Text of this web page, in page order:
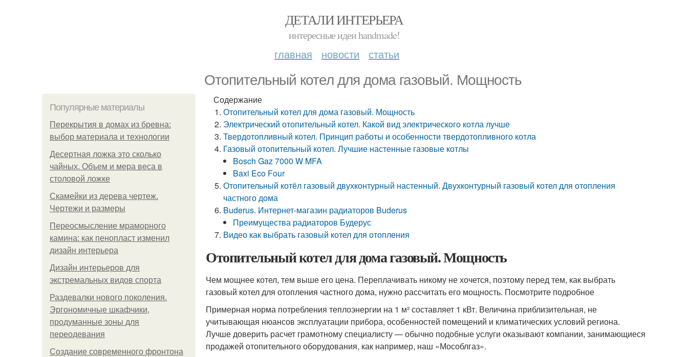
ДЕТАЛИ ИНТЕРЬЕРА
интересные идеи handmade!
главная новости статьи
Отопительный котел для дома газовый. Мощность
Популярные материалы
Перекрытия в домах из бревна:
выбор материала и технологии
Десертная ложка это сколько
чайных. Объем и мера веса в
столовой ложке
Скамейки из дерева чертеж.
Чертежи и размеры
Переосмысление мраморного
камина: как пенопласт изменил
дизайн интерьера
Дизайн интерьеров для
экстремальных видов спорта
Раздевалки нового поколения.
Эргономичные шкафчики,
продуманные зоны для
переодевания
Создание современного фронтона
Содержание
Отопительный котел для дома газовый. Мощность
Электрический отопительный котел. Какой вид электрического котла лучше
Твердотопливный котел. Принцип работы и особенности твердотопливного котла
Газовый отопительный котел. Лучшие настенные газовые котлы
Bosch Gaz 7000 W MFA
Baxi Eco Four
Отопительный котёл газовый двухконтурный настенный. Двухконтурный газовый котел для отопления
частного дома
Buderus. Интернет-магазин радиаторов Buderus
Преимущества радиаторов Будерус
Видео как выбрать газовый котел для отопления
Отопительный котел для дома газовый. Мощность
Чем мощнее котел, тем выше его цена. Переплачивать никому не хочется, поэтому перед тем, как выбрать
газовый котел для отопления частного дома, нужно рассчитать его мощность. Посмотрите подробное
Примерная норма потребления теплоэнергии на 1 м² составляет 1 кВт. Величина приблизительная, не
учитывающая нюансов эксплуатации прибора, особенностей помещений и климатических условий региона.
Лучше доверить расчет грамотному специалисту — обычно подобные услуги оказывают компании, занимающиеся
продажей отопительного оборудования, как например, наш «Мособлгаз».